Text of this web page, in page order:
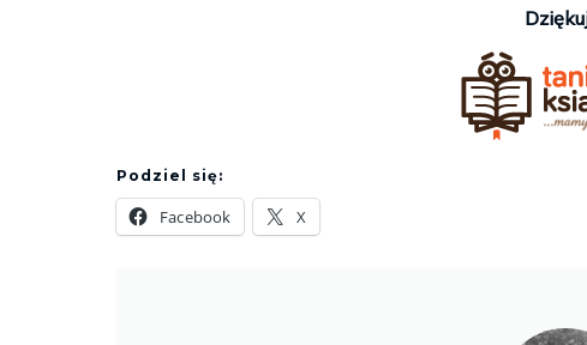
Podziel się:
Facebook X